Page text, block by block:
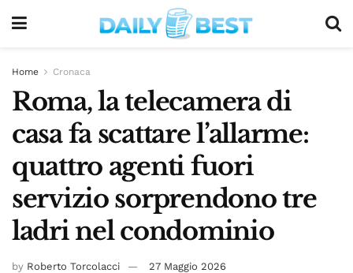
Home Cronaca
Roma, la telecamera di
casa fa scattare l’allarme:
quattro agenti fuori
servizio sorprendono tre
ladri nel condominio
by Roberto Torcolacci 27 Maggio 2026